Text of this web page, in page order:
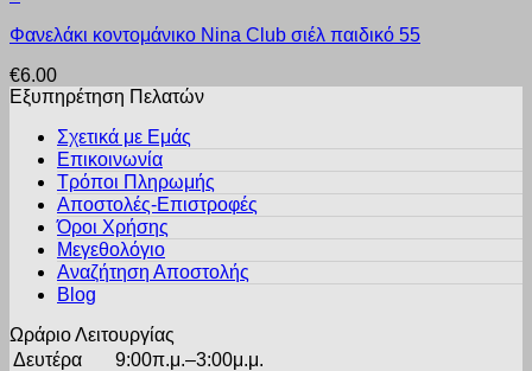
προϊόντος
να
στη
σελίδα
προϊόντος
το
έχει
πολλαπλές
επιλογές
μπορούν
επιλεγούν
σελίδα
Φανελάκι κοντομάνικο Nina Club σιέλ παιδικό 55
€6.00
Εξυπηρέτηση Πελατών
Σχετικά με Εμάς
Επικοινωνία
Τρόποι Πληρωμής
Αποστολές-Επιστροφές
Όροι Χρήσης
Μεγεθολόγιο
Αναζήτηση Αποστολής
Blog
Ωράριο Λειτουργίας
Δευτέρα
9:00π.μ.–3:00μ.μ.